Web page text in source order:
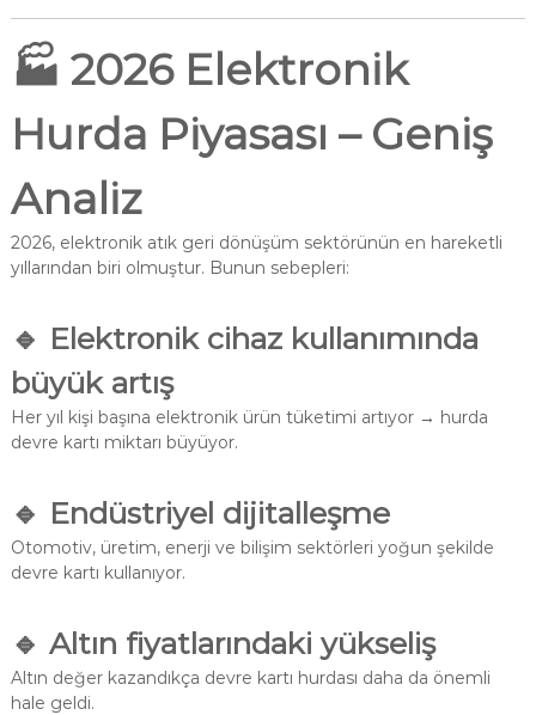
🏭 2026 Elektronik
Hurda Piyasası – Geniş
Analiz
2026, elektronik atık geri dönüşüm sektörünün en hareketli
yıllarından biri olmuştur. Bunun sebepleri:
🔹 Elektronik cihaz kullanımında
büyük artış
Her yıl kişi başına elektronik ürün tüketimi artıyor → hurda
devre kartı miktarı büyüyor.
🔹 Endüstriyel dijitalleşme
Otomotiv, üretim, enerji ve bilişim sektörleri yoğun şekilde
devre kartı kullanıyor.
🔹 Altın fiyatlarındaki yükseliş
Altın değer kazandıkça devre kartı hurdası daha da önemli
hale geldi.